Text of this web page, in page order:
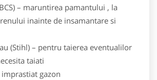
– maruntirea pamantului , la
inainte de insamantare si
(Stihl) – pentru taierea eventualilor
taiati
gazon